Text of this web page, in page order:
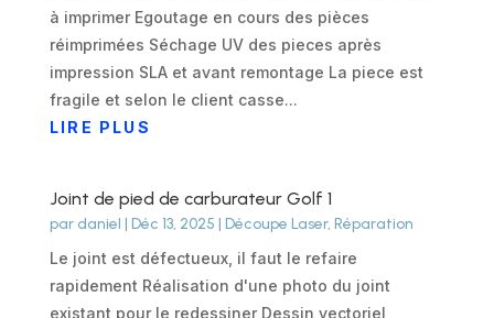
à imprimer Egoutage en cours des pièces
réimprimées Séchage UV des pieces après
impression SLA et avant remontage La piece est
fragile et selon le client casse...
LIRE PLUS
Joint de pied de carburateur Golf 1
par daniel | Déc 13, 2025 | Découpe Laser, Réparation
Le joint est défectueux, il faut le refaire
rapidement Réalisation d'une photo du joint
existant pour le redessiner Dessin vectoriel